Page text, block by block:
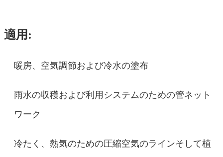
適用:
暖房、空気調節および冷水の塗布
雨水の収穫および利用システムのための管ネット
ワーク
冷たく、熱気のための圧縮空気のラインそして植